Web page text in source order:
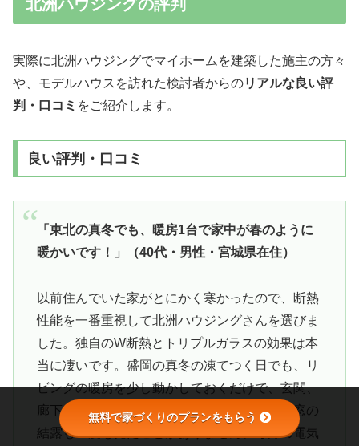
北洲ハウジングの評判
実際に北洲ハウジングでマイホームを建築した施主の方々
や、モデルハウスを訪れた検討者からのリアルな良い評
判・口コミ をご紹介します。
良い評判・口コミ
「東北の真冬でも、暖房1台で家中が春のように
暖かいです！」（40代・男性・宮城県在住）
以前住んでいた家がとにかく寒かったので、断熱
性能を一番重視して北洲ハウジングさんを選びま
した。独自のW断熱とトリプルガラスの効果は本
当に凄いです。盛岡の真冬の凍てつく日でも、リ
ビングの暖房を少し動かしておくだけで、玄関、
廊下、洗面所、トイレまで家中がポカポカ。窓の
結露も一度も見たことがありません。毎月の電気
無料で家づくりのプランをもらう